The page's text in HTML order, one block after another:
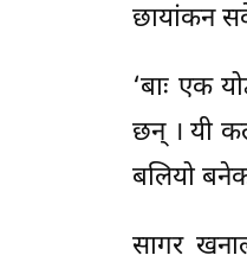
छायांकन
‘बाः एक
छन् । यी
बलियो
सागर